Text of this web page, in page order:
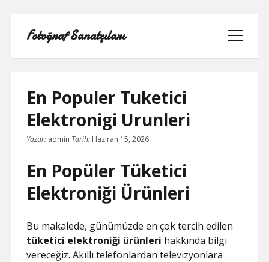
Fotoğraf Sanatçıları
menüyü
aç
LISTE
SPOTIFY TAKIPÇI HILESI EN İYI
YOUTUBE DISLIKE YÜKLEME HILESI
En Populer Tuketici
Elektronigi Urunleri
Yazar: admin Tarih: Haziran 15, 2026
En Popüler Tüketici
Elektroniği Ürünleri
Bu makalede, günümüzde en çok tercih edilen
tüketici elektroniği ürünleri hakkında bilgi
vereceğiz. Akıllı telefonlardan televizyonlara